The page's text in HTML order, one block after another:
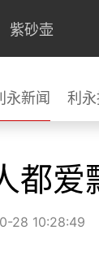
紫砂壶
永新闻 利
都爱
28 10:28:49